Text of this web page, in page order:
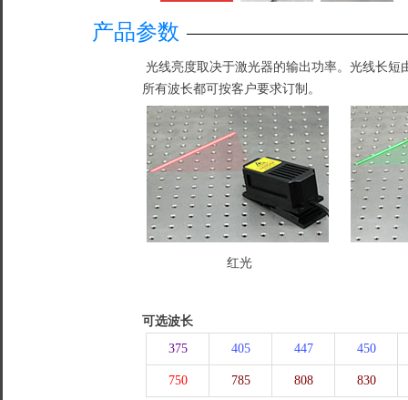
光线亮度取决于激光器的输出功率。光线长
所有波长都可按客户要求订制。
红光
可选波长
375
405 447 450
750 785 808 830
产品参数